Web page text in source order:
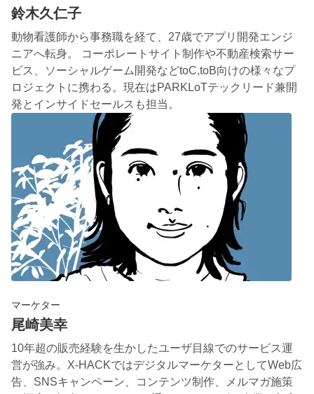
鈴木久仁子
動物看護師から事務職を経て、27歳でアプリ開発エンジ
ニアへ転身。 コーポレートサイト制作や不動産検索サー
ビス、ソーシャルゲーム開発などtoC,toB向けの様々なプ
ロジェクトに携わる。現在はPARKLoTテックリード兼開
発とインサイドセールスも担当。
マーケター
尾崎美幸
10年超の販売経験を生かしたユーザ目線でのサービス運
営が強み。X-HACKではデジタルマーケターとしてWeb広
告、SNSキャンペーン、コンテンツ制作、メルマガ施策